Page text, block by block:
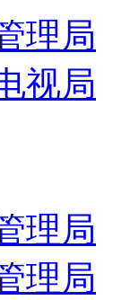
理局
视局
理局
理局